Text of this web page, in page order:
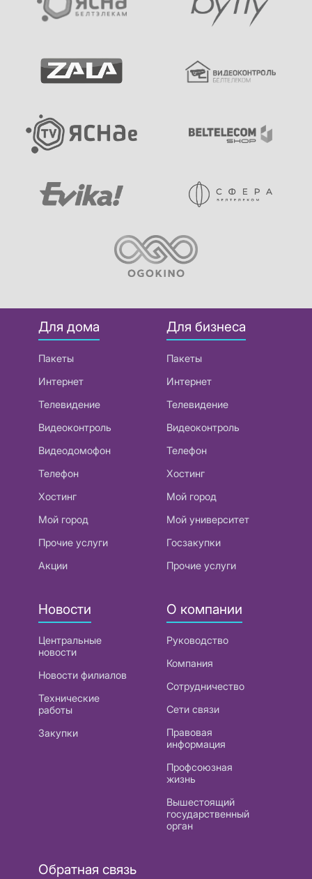
Для дома
Пакеты
Интернет
Телевидение
Видеоконтроль
Видеодомофон
Телефон
Хостинг
Мой город
Прочие услуги
Акции
Для бизнеса
Пакеты
Интернет
Телевидение
Видеоконтроль
Телефон
Хостинг
Мой город
Мой университет
Госзакупки
Прочие услуги
Новости
Центральные
новости
Новости филиалов
Технические
работы
Закупки
О компании
Руководство
Компания
Сотрудничество
Сети связи
Правовая
информация
Профсоюзная
жизнь
Вышестоящий
государственный
орган
Обратная связь